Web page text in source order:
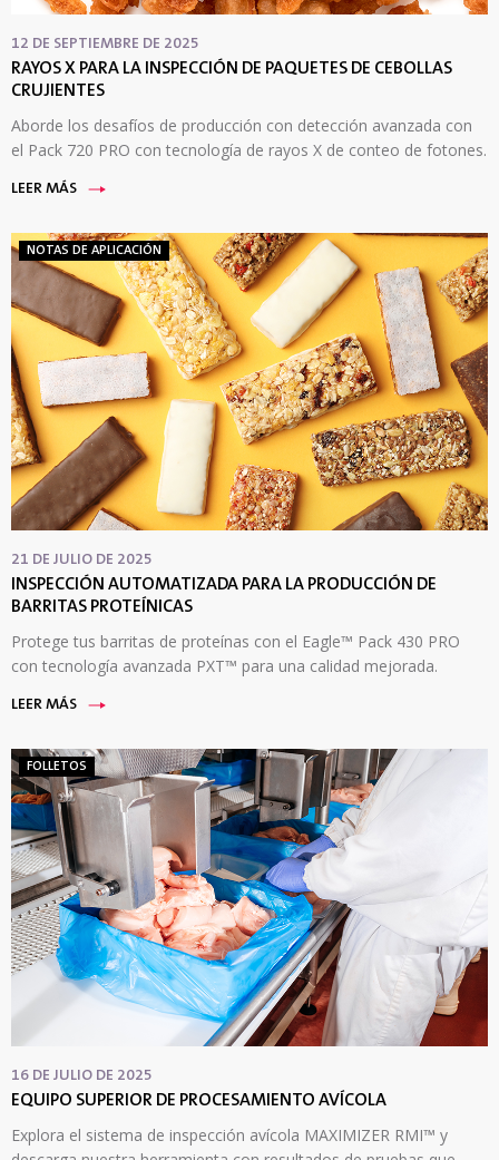
12 DE SEPTIEMBRE DE 2025
RAYOS X PARA LA INSPECCIÓN DE PAQUETES DE CEBOLLAS
CRUJIENTES
Aborde los desafíos de producción con detección avanzada con
el Pack 720 PRO con tecnología de rayos X de conteo de fotones.
LEER MÁS
NOTAS DE APLICACIÓN
21 DE JULIO DE 2025
INSPECCIÓN AUTOMATIZADA PARA LA PRODUCCIÓN DE
BARRITAS PROTEÍNICAS
Protege tus barritas de proteínas con el Eagle™ Pack 430 PRO
con tecnología avanzada PXT™ para una calidad mejorada.
LEER MÁS
FOLLETOS
16 DE JULIO DE 2025
EQUIPO SUPERIOR DE PROCESAMIENTO AVÍCOLA
Explora el sistema de inspección avícola MAXIMIZER RMI™ y